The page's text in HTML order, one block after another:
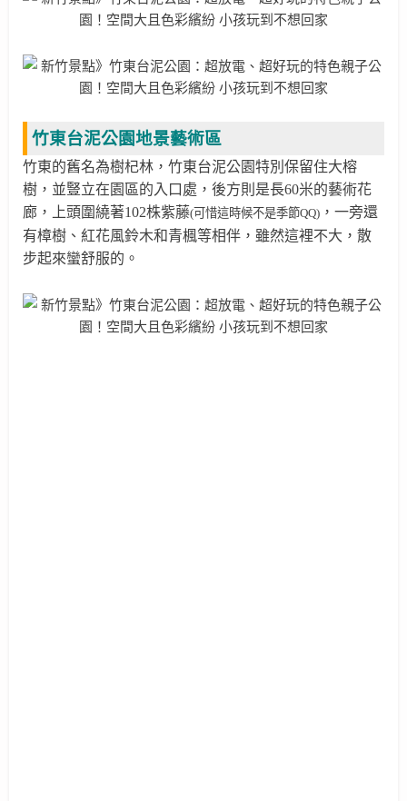
竹東台泥公園地景藝術區
竹東的舊名為樹杞林， 竹東台泥公園特別保留住大榕
樹，並豎立在園區的入口處，後方則是長60米的藝術花
廊，上頭圍繞著102株紫藤(可惜這時候不是季節QQ) ，一旁還
有樟樹、紅花風鈴木和青楓等相伴，雖然這裡不大，散
步起來蠻舒服的。